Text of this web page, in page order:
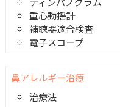
重心動揺計
補聴器適合検査
電子スコープ
鼻アレルギー治療
治療法